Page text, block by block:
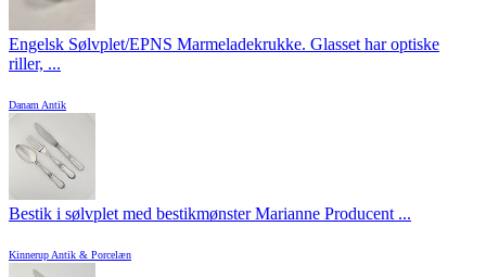
Engelsk Sølvplet/EPNS Marmeladekrukke. Glasset har optiske
riller, ...
Danam Antik
Bestik i sølvplet med bestikmønster Marianne Producent ...
Kinnerup Antik & Porcelæn